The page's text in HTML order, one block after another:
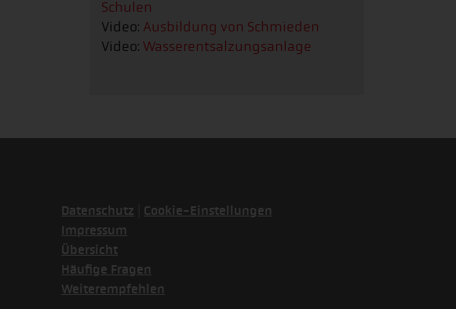
Schulen
Video: Ausbildung von Schmieden
Video: Wasserentsalzungsanlage
Datenschutz
Cookie-Einstellungen
Impressum
Übersicht
Häufige Fragen
Weiterempfehlen